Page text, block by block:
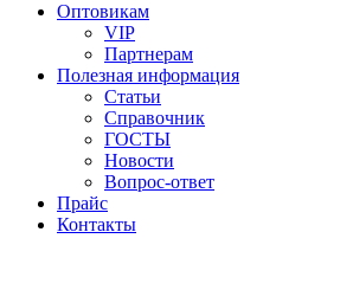
Оптовикам
VIP
Партнерам
Полезная информация
Статьи
Справочник
ГОСТЫ
Новости
Вопрос-ответ
Прайс
Контакты